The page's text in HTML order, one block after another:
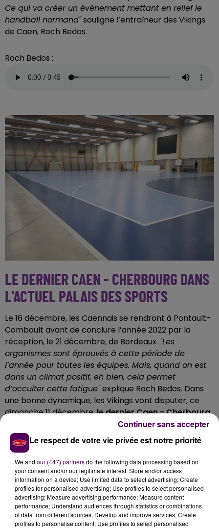
Ce qui va créer un événement mettant en relief le
handball normand"souligne l’entraîneur des Vikings
de Caen, Roch Bedos.
Roch Bedos :
LE DERNIER CAEN - CHERBOURG DANS
L'ACTUEL PALAIS DES SPORTS
Le 16 décembre, les Caennais se rendront à Pontault-
Combault avant de conclure l’année 2022 par la
réception, le 21 décembre, de Bordeaux. "Les
organismes sont éprouvés à cette période de
l’année pour toutes les équipes. Mais, quand on est
dans un climat positif, eh bien, cela permet
d’occulter cette fatigue"explique Roch Bedos. Dans
une bonne dynamique, les Vikings vont disputer, ce
dimanche 11 décembre,le dernier Caen - Cherbourg
dans l’actuel palais des sports. La prochaine
confrontation entre ces deux équipes, organisée dans
la capitale du Calvados, se déroulera à 200 mètres de
là, dans lanouvelle version du palais des sports,
actuellement en construction -une enceinte dont la
livraison est prévue en septembre 2023, qui sera aussi
le jardin du Caen Basket Calvados-.
Roch Bedos :
Le respect de votre vie privée est notre priorité
We and our (447) partnersdo the following data processing based on
your consent and/or our legitimate interest: Store and/or access
information on a device; Use limited data to select advertising; Create
profiles for personalised advertising; Use profiles to select personalised
advertising; Measure advertising performance; Measure content
performance; Understand audiences through statistics or combinations
of data from different sources; Develop and improve services; Create
profiles to personalise content; Use profiles to select personalised
Continuer sans accepter